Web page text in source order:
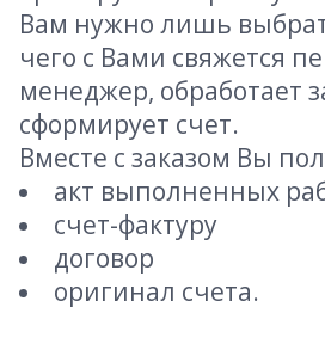
Вам нужно лишь
чего с Вами свяжется
менеджер, обработает
сформирует счет.
Вместе с заказом Вы
акт выполненных
счет-фактуру
договор
оригинал счета.